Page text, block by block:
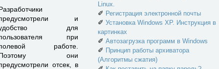
и
для
при
работе.
они
отсек, в
Linux.
✐ Регистрация электронной почты
✐ Установка Windows XP. Инструкция в
картинках
✐ Автозагрузка программ в Windows
✐ Принцип работы архиватора
(Алгоритмы сжатия)